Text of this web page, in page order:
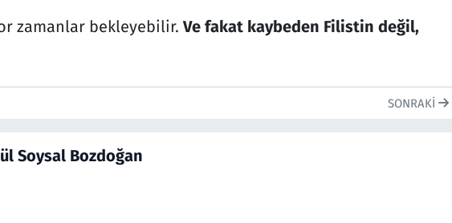
zamanlar bekleyebilir.Ve fakat kaybeden Filistin değil,
SONRAKI
Soysal Bozdoğan